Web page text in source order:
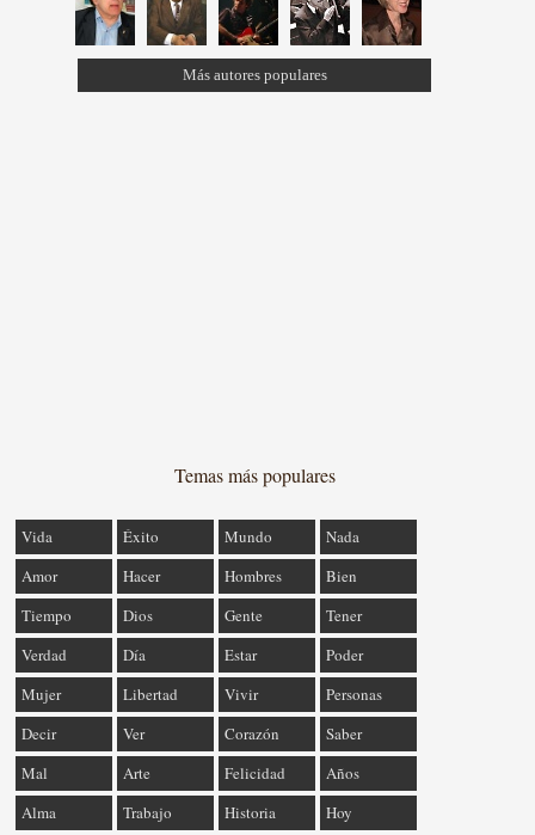
Más autores populares
Temas más populares
Vida Éxito Mundo
Nada
Amor
Hacer Hombres
Bien
Tiempo
Dios Gente
Tener
Verdad
Día Estar
Poder
Mujer
Libertad Vivir
Personas
Decir
Ver Corazón
Saber
Mal
Arte Felicidad
Años
Alma
Trabajo Historia Hoy